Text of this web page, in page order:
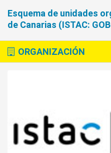
o
Esquema de unidades
de Canarias (ISTAC:
ORGANIZACIÓN